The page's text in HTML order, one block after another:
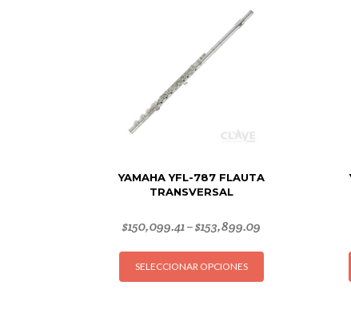
YAMAHA YFL-787 FLAUTA
TRANSVERSAL
$150,099.41–$153,899.09
SELECCIONAR OPCIONES
Este